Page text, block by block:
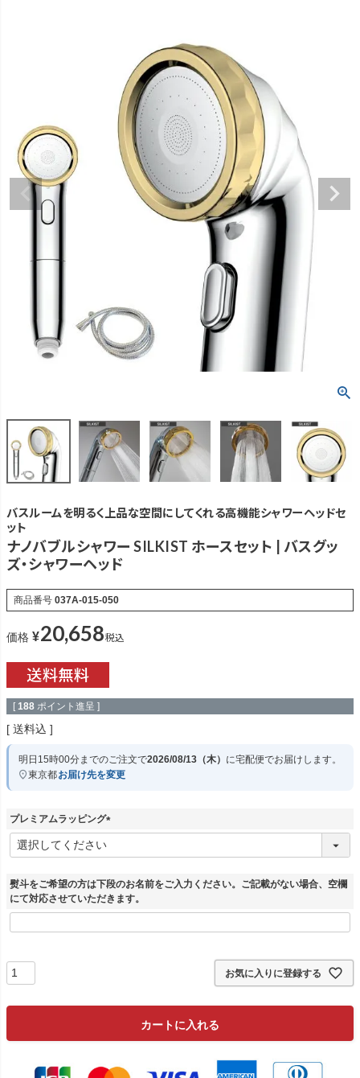
バスルームを明るく上品な空間にしてくれる高機能シャワーヘッドセ
ット
ナノバブルシャワー SILKIST ホースセット | バスグッ
ズ・シャワーヘッド
商品番号 037A-015-050
価格 ¥20,658税込
[ 188 ポイント進呈 ]
送料込
明日 15時00分までのご注文で2026/08/13（木） に宅配便でお届けします。
東京都お届け先を変更
プレミアムラッピング
(
)
熨斗をご希望の方は下段のお名前をご入力ください。ご記載がない場合、空欄
にて対応させていただきます。
お気に入りに登録する
カートに入れる